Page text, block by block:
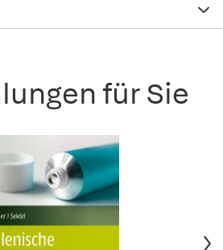
für Sie